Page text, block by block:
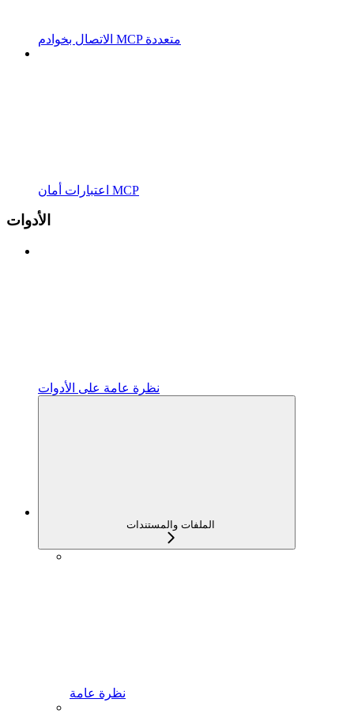
الاتصال بخوادم MCP متعددة
اعتبارات أمان MCP
الأدوات
نظرة عامة على الأدوات
الملفات والمستندات
نظرة عامة